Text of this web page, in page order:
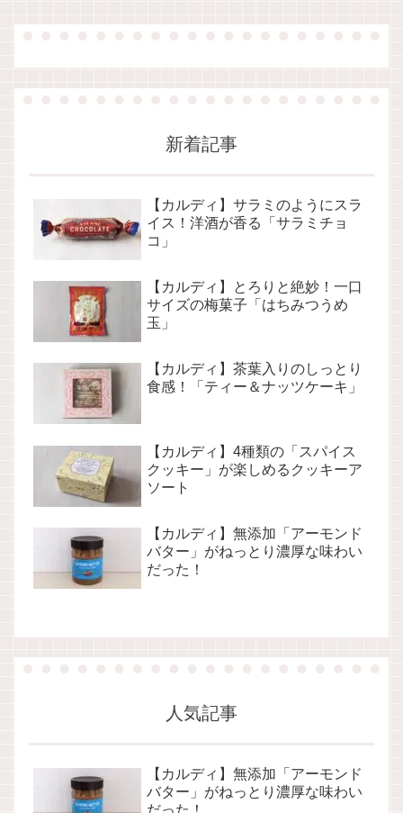
新着記事
【カルディ】サラミのようにスラ
イス！洋酒が香る「サラミチョ
コ」
【カルディ】とろりと絶妙！一口
サイズの梅菓子「はちみつうめ
玉」
【カルディ】茶葉入りのしっとり
食感！「ティー＆ナッツケーキ」
【カルディ】4種類の「スパイス
クッキー」が楽しめるクッキーア
ソート
【カルディ】無添加「アーモンド
バター」がねっとり濃厚な味わい
だった！
人気記事
【カルディ】無添加「アーモンド
バター」がねっとり濃厚な味わい